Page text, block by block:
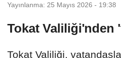
Yayınlanma: 25 Mayıs 2026 - 19:38
Tokat Valiliği'nden
Tokat Valiliği,